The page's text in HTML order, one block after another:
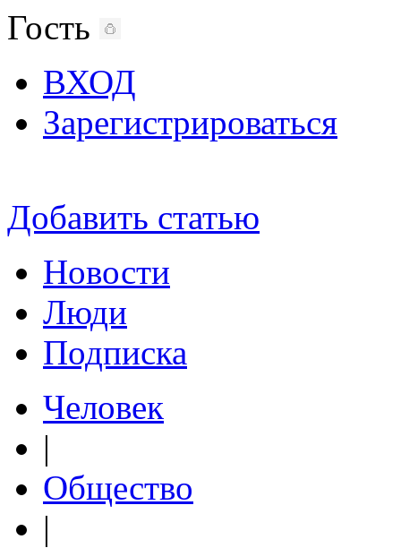
Гость
ВХОД
Зарегистрироваться
Добавить статью
Новости
Люди
Подписка
Человек
|
Общество
|